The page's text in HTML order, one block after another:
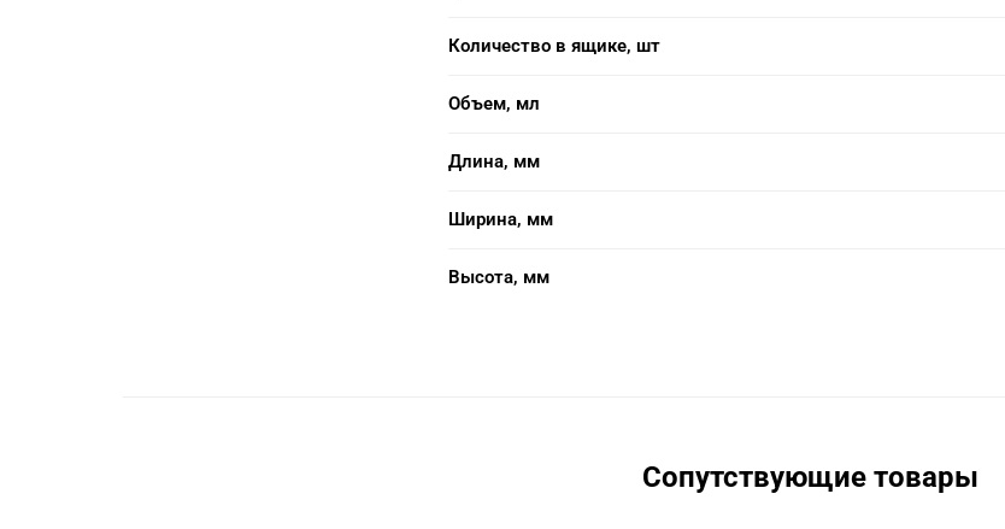
Количество в ящике, шт
Объем, мл
Длина, мм
Ширина, мм
Высота, мм
Сопутствующие товары